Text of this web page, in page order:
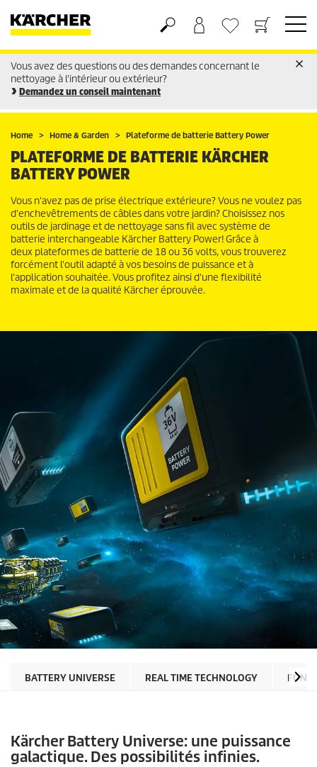
Panier
Liste d'envies
Vous avez des questions ou des demandes concernant le
nettoyage à l'intérieur ou extérieur?
Demandez un conseil maintenant
Home Home & Garden Plateforme de batterie Battery Power
PLATEFORME DE BATTERIE KÄRCHER
BATTERY POWER
Vous n'avez pas de prise électrique extérieure? Vous ne voulez pas
d'enchevêtrements de câbles dans votre jardin? Choisissez nos
outils de jardinage et de nettoyage sans fil avec système de
batterie interchangeable Kärcher Battery Power! Grâce à
deux plateformes de batterie de 18 ou 36 volts, vous trouverez
forcément l'outil adapté à vos besoins de puissance et à
l'application souhaitée. Vous profitez ainsi d'une flexibilité
maximale et de la qualité Kärcher éprouvée.
BATTERY UNIVERSE REAL TIME TECHNOLOGY
Kärcher Battery Universe: une puissance
galactique. Des possibilités infinies.